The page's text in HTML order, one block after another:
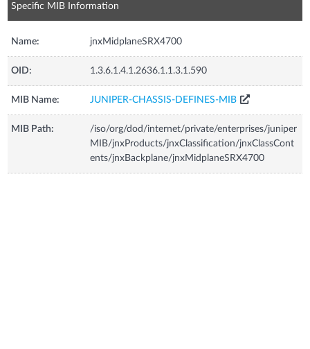
Specific MIB Information
Name: jnxMidplaneSRX4700
OID: 1.3.6.1.4.1.2636.1.1.3.1.590
MIB Name: JUNIPER-CHASSIS-DEFINES-MIB
MIB Path:
/iso/org/dod/internet/private/enterprises/juniper
MIB/jnxProducts/jnxClassification/jnxClassCont
ents/jnxBackplane/jnxMidplaneSRX4700